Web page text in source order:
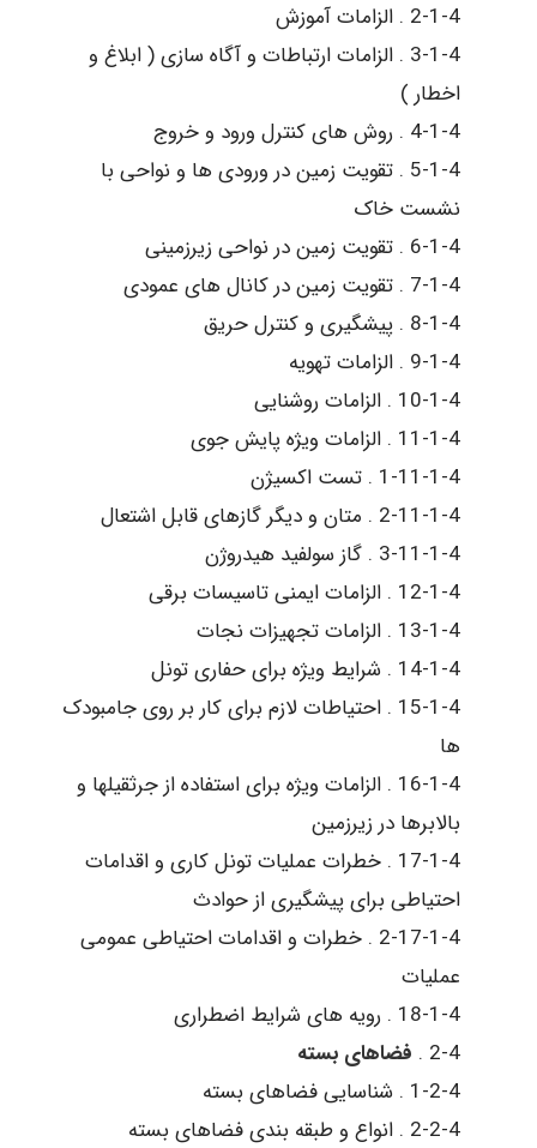
2-1-4 . الزامات آموزش
3-1-4 . الزامات ارتباطات و آگاه سازی ( ابلاغ و
اخطار )
4-1-4 . روش های کنترل ورود و خروج
5-1-4 . تقویت زمین در ورودی ها و نواحی با
نشست خاک
6-1-4 . تقویت زمین در نواحی زیرزمینی
7-1-4 . تقویت زمین در کانال های عمودی
8-1-4 . پیشگیری و کنترل حریق
9-1-4 . الزامات تهویه
10-1-4 . الزامات روشنایی
11-1-4 . الزامات ویژه پایش جوی
1-11-1-4 . تست اکسیژن
2-11-1-4 . متان و دیگر گازهای قابل اشتعال
3-11-1-4 . گاز سولفید هیدروژن
12-1-4 . الزامات ایمنی تاسیسات برقی
13-1-4 . الزامات تجهیزات نجات
14-1-4 . شرایط ویژه برای حفاری تونل
15-1-4 . احتیاطات لازم برای کار بر روی جامبودک
ها
16-1-4 . الزامات ویژه برای استفاده از جرثقیلها و
بالابرها در زیرزمین
17-1-4 . خطرات عملیات تونل کاری و اقدامات
احتیاطی برای پیشگیری از حوادث
2-17-1-4 . خطرات و اقدامات احتیاطی عمومی
عملیات
18-1-4 . رویه های شرایط اضطراری
2-4 . فضاهای بسته
1-2-4 . شناسایی فضاهای بسته
2-2-4 . انواع و طبقه بندی فضاهای بسته